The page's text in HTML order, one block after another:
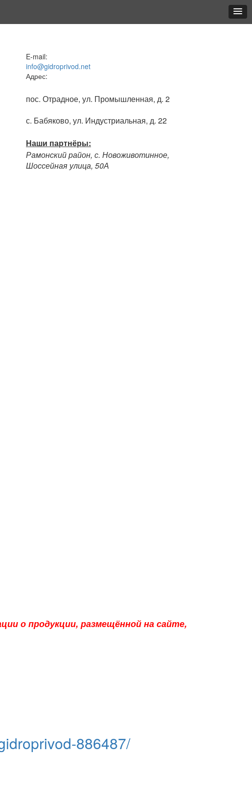
E-mail:
info@gidroprivod.net
Адрес:
пос. Отрадное, ул. Промышленная, д. 2
с. Бабяково, ул. Индустриальная, д. 22
Наши партнёры:
Рамонский район, с. Новоживотинное,
Шоссейная улица, 50А
о продукции, размещённой на сайте,
886487/